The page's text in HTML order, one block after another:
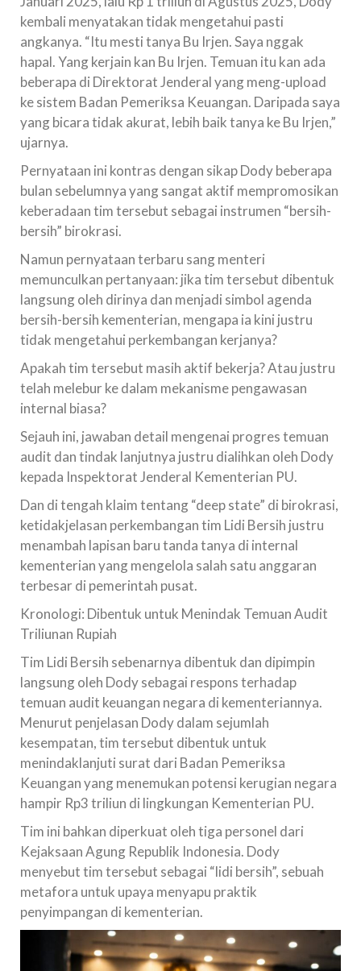
kembali menyatakan tidak mengetahui pasti
angkanya. “Itu mesti tanya Bu Irjen. Saya nggak
hapal. Yang kerjain kan Bu Irjen. Temuan itu kan ada
beberapa di Direktorat Jenderal yang meng-upload
ke sistem Badan Pemeriksa Keuangan. Daripada saya
yang bicara tidak akurat, lebih baik tanya ke Bu Irjen,”
ujarnya.
Pernyataan ini kontras dengan sikap Dody beberapa
bulan sebelumnya yang sangat aktif mempromosikan
keberadaan tim tersebut sebagai instrumen “bersih-
bersih” birokrasi.
Namun pernyataan terbaru sang menteri
memunculkan pertanyaan: jika tim tersebut dibentuk
langsung oleh dirinya dan menjadi simbol agenda
bersih-bersih kementerian, mengapa ia kini justru
tidak mengetahui perkembangan kerjanya?
Apakah tim tersebut masih aktif bekerja? Atau justru
telah melebur ke dalam mekanisme pengawasan
internal biasa?
Sejauh ini, jawaban detail mengenai progres temuan
audit dan tindak lanjutnya justru dialihkan oleh Dody
kepada Inspektorat Jenderal Kementerian PU.
Dan di tengah klaim tentang “deep state” di birokrasi,
ketidakjelasan perkembangan tim Lidi Bersih justru
menambah lapisan baru tanda tanya di internal
kementerian yang mengelola salah satu anggaran
terbesar di pemerintah pusat.
Kronologi: Dibentuk untuk Menindak Temuan Audit
Triliunan Rupiah
Tim Lidi Bersih sebenarnya dibentuk dan dipimpin
langsung oleh Dody sebagai respons terhadap
temuan audit keuangan negara di kementeriannya.
Menurut penjelasan Dody dalam sejumlah
kesempatan, tim tersebut dibentuk untuk
menindaklanjuti surat dari Badan Pemeriksa
Keuangan yang menemukan potensi kerugian negara
hampir Rp3 triliun di lingkungan Kementerian PU.
Tim ini bahkan diperkuat oleh tiga personel dari
Kejaksaan Agung Republik Indonesia. Dody
menyebut tim tersebut sebagai “lidi bersih”, sebuah
metafora untuk upaya menyapu praktik
penyimpangan di kementerian.